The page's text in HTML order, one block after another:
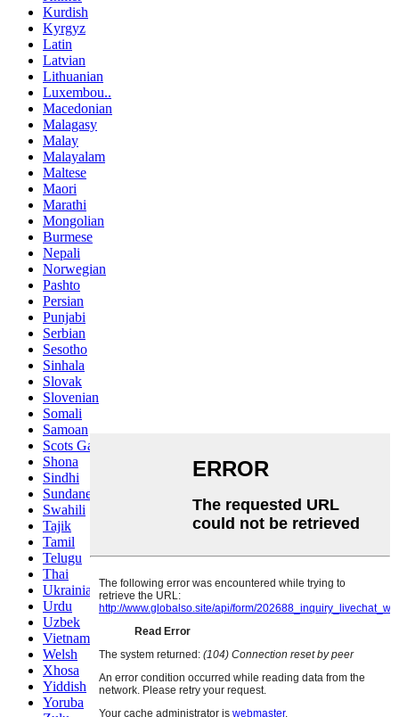
Kurdish
Kyrgyz
Latin
Latvian
Lithuanian
Luxembou..
Macedonian
Malagasy
Malay
Malayalam
Maltese
Maori
Marathi
Mongolian
Burmese
Nepali
Norwegian
Pashto
Persian
Punjabi
Serbian
Sesotho
Sinhala
Slovak
Slovenian
Somali
Samoan
Scots Gaelic
Shona
Sindhi
Sundanese
Swahili
Tajik
Tamil
Telugu
Thai
Ukrainian
Urdu
Uzbek
Vietnamese
Welsh
Xhosa
Yiddish
Yoruba